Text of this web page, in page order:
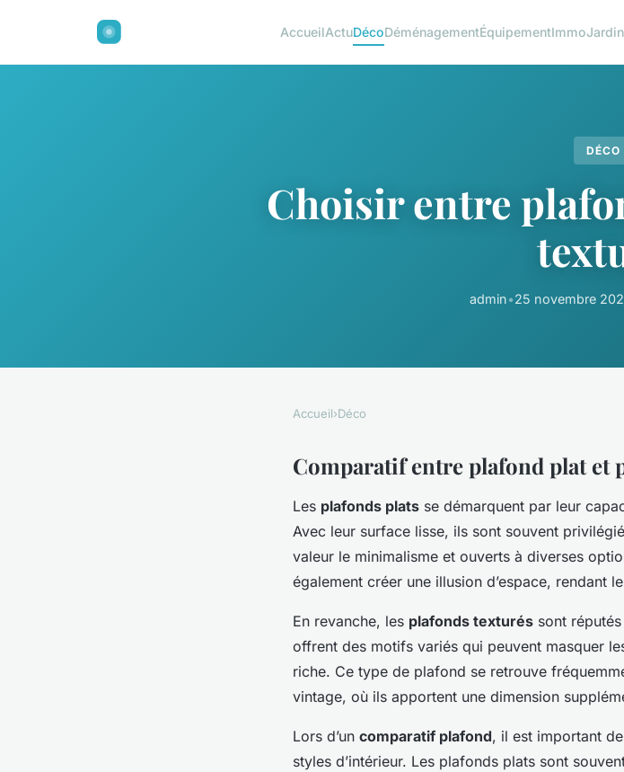
AccueilActuDécoDéménagementÉquipementImmoJardin
DÉCO
Choisir entre
admin•25 novembre
Accueil›Déco
Comparatif entre plafond plat et
Les plafonds plats se démarquent par leur
Avec leur surface lisse, ils sont souvent
valeur le minimalisme et ouverts à diverses
également créer une illusion d’espace, rendant
En revanche, les plafonds texturés sont
offrent des motifs variés qui peuvent masquer
riche. Ce type de plafond se retrouve
vintage, où ils apportent une dimension
Lors d’un comparatif plafond, il est important
styles d’intérieur. Les plafonds plats sont